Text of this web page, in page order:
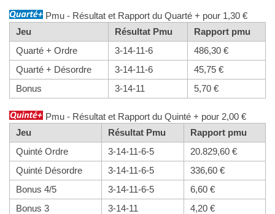
Pmu - Résultat et Rapport du Quarté + pour 1,30 €
Jeu
Résultat Pmu
Rapport pmu
Quarté + Ordre
3-14-11-6
486,30 €
Quarté + Désordre
3-14-11-6
45,75 €
Bonus
3-14-11 5,70 €
Pmu - Résultat et Rapport du Quinté + pour 2,00 €
Jeu
Résultat Pmu
Rapport pmu
Quinté Ordre
3-14-11-6-5
20.829,60 €
Quinté Désordre
3-14-11-6-5
336,60 €
Bonus 4/5
3-14-11-6-5
6,60 €
Bonus 3
3-14-11 4,20 €